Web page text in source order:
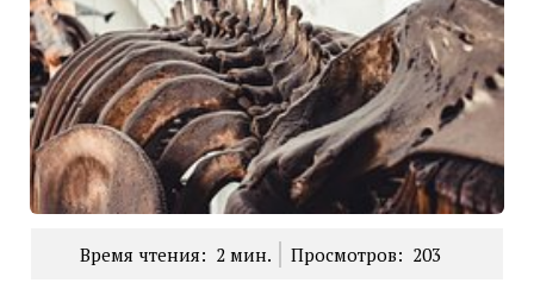
Время чтения: 2 мин. Просмотров: 203